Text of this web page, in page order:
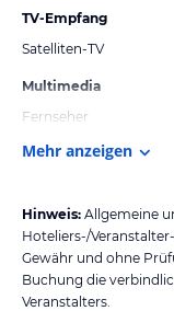
TV-Empfang
Satelliten-TV
Multimedia
Fernseher
Mehr anzeigen
Hinweis: Allgemeine
Hoteliers-/
Gewähr und ohne
Buchung die
Veranstalters.